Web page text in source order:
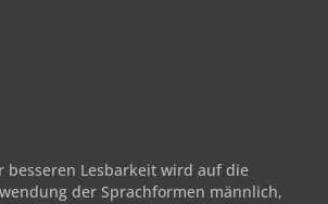
besseren Lesbarkeit wird auf die
der Sprachformen männlich,